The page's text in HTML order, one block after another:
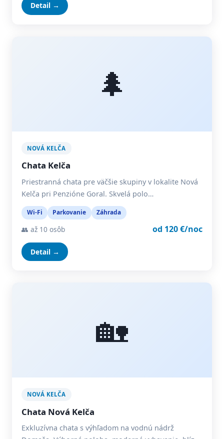
Detail →
🌲
NOVÁ KELČA
Chata Kelča
Priestranná chata pre väčšie skupiny v lokalite Nová
Kelča pri Penzióne Goral. Skvelá polo…
Wi-Fi Parkovanie Záhrada
👥 až 10 osôb od 120 €/noc
Detail →
🏡
NOVÁ KELČA
Chata Nová Kelča
Exkluzívna chata s výhľadom na vodnú nádrž